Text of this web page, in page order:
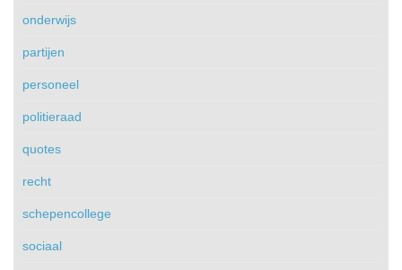
onderwijs
partijen
personeel
politieraad
quotes
recht
schepencollege
sociaal